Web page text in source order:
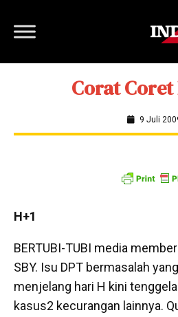
Corat
9 Juli
H+1
BERTUBI-TUBI media
SBY. Isu DPT bermasalah
menjelang hari H kini
kasus2 kecurangan lainnya.